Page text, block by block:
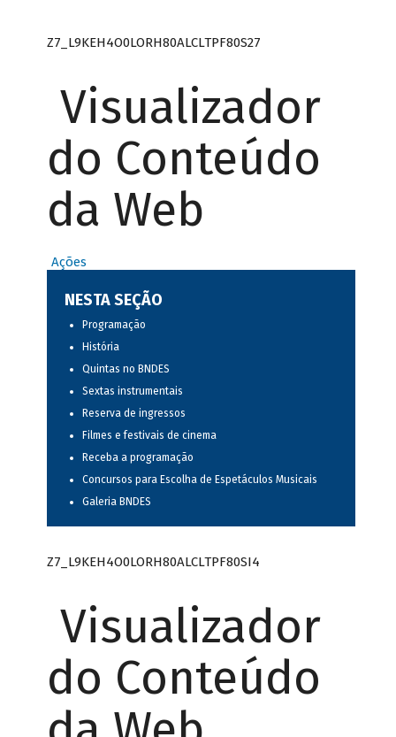
Z7_L9KEH4O0LORH80ALCLTPF80S27
Visualizador
do Conteúdo
da Web
Ações
NESTA SEÇÃO
Programação
História
Quintas no BNDES
Sextas instrumentais
Reserva de ingressos
Filmes e festivais de cinema
Receba a programação
Concursos para Escolha de Espetáculos Musicais
Galeria BNDES
Z7_L9KEH4O0LORH80ALCLTPF80SI4
Visualizador
do Conteúdo